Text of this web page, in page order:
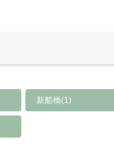
新船橋(1)